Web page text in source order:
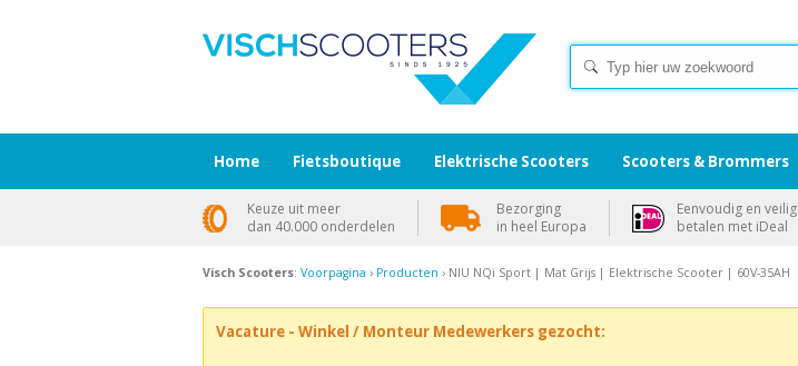
Visch Scooters: Voorpagina › Producten › NIU NQi Sport | Mat Grijs | Elektrische Scooter | 60V-35AH
Vacature - Winkel / Monteur Medewerkers gezocht:
Home Fietsboutique Elektrische Scooters Scooters & Brommers
Keuze uit meer
dan 40.000 onderdelen
Bezorging
in heel Europa
Eenvoudig en veilig
betalen met iDeal